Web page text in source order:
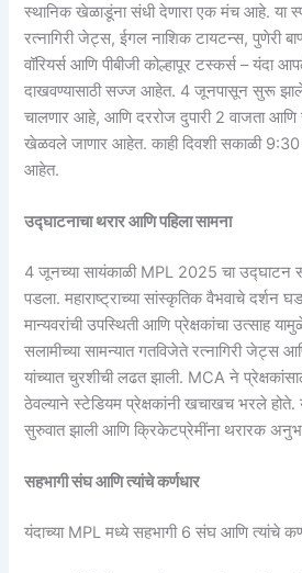
स्थानिक खेळाडूंना संधी देणारा एक मंच आहे. या
रत्नागिरी जेट्स, ईगल नाशिक टायटन्स, पुणेरी
वॉरियर्स आणि पीबीजी कोल्हापूर टस्कर्स – यंदा
दाखवण्यासाठी सज्ज आहेत. 4 जूनपासून सुरू
चालणार आहे, आणि दररोज दुपारी 2 वाजता आणि
खेळवले जाणार आहेत. काही दिवशी सकाळी 9:30
आहेत.
उद्घाटनाचा थरार आणि पहिला सामना
4 जूनच्या सायंकाळी MPL 2025 चा उद्घाटन
पडला. महाराष्ट्राच्या सांस्कृतिक वैभवाचे दर्शन
मान्यवरांची उपस्थिती आणि प्रेक्षकांचा उत्साह
सलामीच्या सामन्यात गतविजेते रत्नागिरी जेट्स
यांच्यात चुरशीची लढत झाली. MCA ने
ठेवल्याने स्टेडियम प्रेक्षकांनी खचाखच भरले होते.
सुरुवात झाली आणि क्रिकेटप्रेमींना थरारक
सहभागी संघ आणि त्यांचे कर्णधार
यंदाच्या MPL मध्ये सहभागी 6 संघ आणि त्यांचे